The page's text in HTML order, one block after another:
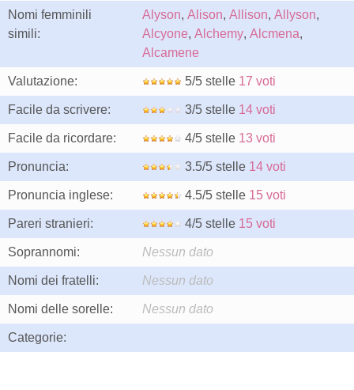
Nomi femminili
simili:
Alyson, Alison, Allison, Allyson,
Alcyone, Alchemy, Alcmena,
Alcamene
Valutazione: 5/5 stelle 17 voti
Facile da scrivere: 3/5 stelle 14 voti
Facile da ricordare: 4/5 stelle 13 voti
Pronuncia: 3.5/5 stelle 14 voti
Pronuncia inglese: 4.5/5 stelle 15 voti
Pareri stranieri: 4/5 stelle 15 voti
Soprannomi: Nessun dato
Nomi dei fratelli: Nessun dato
Nomi delle sorelle: Nessun dato
Categorie: